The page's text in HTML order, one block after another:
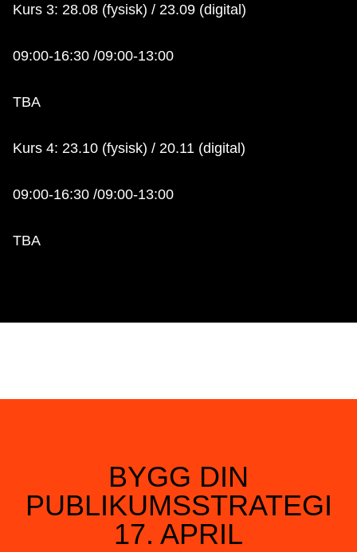
Kurs 3: 28.08 (fysisk) / 23.09 (digital)
09:00-16:30 /09:00-13:00
TBA
Kurs 4: 23.10 (fysisk) / 20.11 (digital)
09:00-16:30 /09:00-13:00
TBA
BYGG DIN
PUBLIKUMSSTRATEGI
17. APRIL